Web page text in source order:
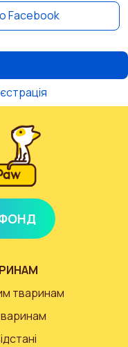
Facebook
тваринам